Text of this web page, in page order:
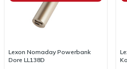
Lexon Nomaday Powerbank
Dore LL138D